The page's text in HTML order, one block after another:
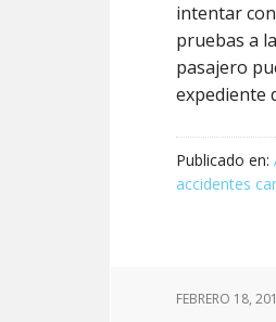
intentar
pruebas a
pasajero
expediente
Publicado en:
accidentes
FEBRERO 18,